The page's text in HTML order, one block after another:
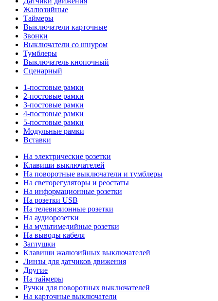
Жалюзийные
Таймеры
Выключатели карточные
Звонки
Выключатели со шнуром
Тумблеры
Выключатель кнопочный
Сценарный
1-постовые рамки
2-постовые рамки
3-постовые рамки
4-постовые рамки
5-постовые рамки
Модульные рамки
Вставки
На электрические розетки
Клавиши выключателей
На поворотные выключатели и тумблеры
На светорегуляторы и реостаты
На информационные розетки
На розетки USB
На телевизионные розетки
На аудиорозетки
На мультимедийные розетки
На выводы кабеля
Заглушки
Клавиши жалюзийных выключателей
Линзы для датчиков движения
Другие
На таймеры
Ручки для поворотных выключателей
На карточные выключатели